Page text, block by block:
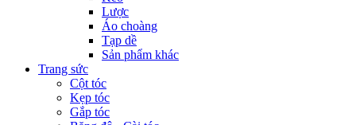
Lược
Áo choàng
Tạp dề
Sản phẩm khác
Trang sức
Cột tóc
Kẹp tóc
Gắp tóc